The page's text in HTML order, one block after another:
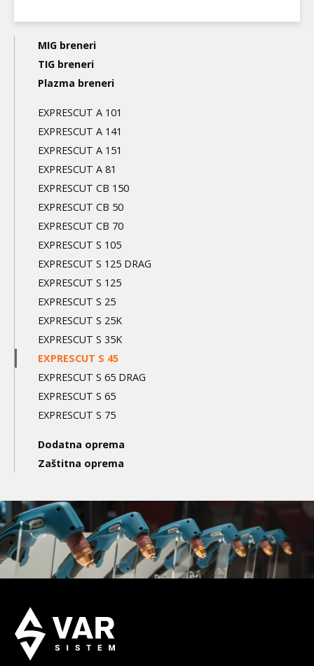
Main
navigation
3nd
level
MIG breneri
TIG breneri
Plazma breneri
EXPRESCUT A 101
EXPRESCUT A 141
EXPRESCUT A 151
EXPRESCUT A 81
EXPRESCUT CB 150
EXPRESCUT CB 50
EXPRESCUT CB 70
EXPRESCUT S 105
EXPRESCUT S 125 DRAG
EXPRESCUT S 125
EXPRESCUT S 25
EXPRESCUT S 25K
EXPRESCUT S 35K
EXPRESCUT S 45
EXPRESCUT S 65 DRAG
EXPRESCUT S 65
EXPRESCUT S 75
Dodatna oprema
Zaštitna oprema